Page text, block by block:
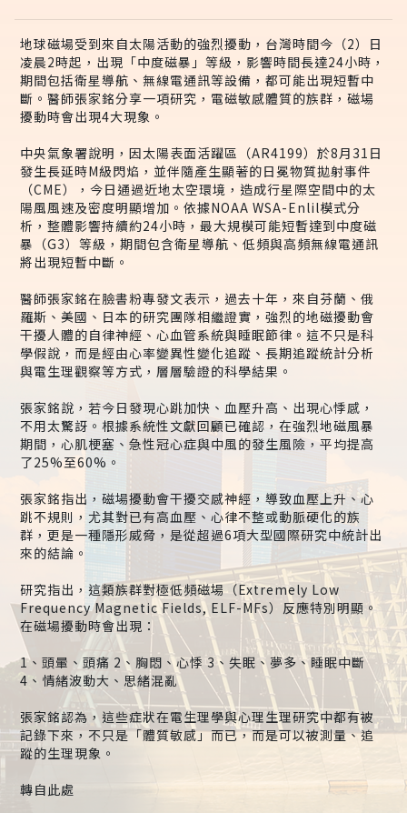
地球磁場受到來自太陽活動的強烈擾動，台灣時間今（2）日
凌晨2時起，出現「中度磁暴」等級，影響時間長達24小時，
期間包括衛星導航、無線電通訊等設備，都可能出現短暫中
斷。醫師張家銘分享一項研究，電磁敏感體質的族群，磁場
擾動時會出現4大現象。
中央氣象署說明，因太陽表面活躍區（AR4199）於8月31日
發生長延時M級閃焰，並伴隨產生顯著的日冕物質拋射事件
（CME），今日通過近地太空環境，造成行星際空間中的太
陽風風速及密度明顯增加。依據NOAA WSA-Enlil模式分
析，整體影響持續約24小時，最大規模可能短暫達到中度磁
暴（G3）等級，期間包含衛星導航、低頻與高頻無線電通訊
將出現短暫中斷。
醫師張家銘在臉書粉專發文表示，過去十年，來自芬蘭、俄
羅斯、美國、日本的研究團隊相繼證實，強烈的地磁擾動會
干擾人體的自律神經、心血管系統與睡眠節律。這不只是科
學假說，而是經由心率變異性變化追蹤、長期追蹤統計分析
與電生理觀察等方式，層層驗證的科學結果。
張家銘說，若今日發現心跳加快、血壓升高、出現心悸感，
不用太驚訝。根據系統性文獻回顧已確認，在強烈地磁風暴
期間，心肌梗塞、急性冠心症與中風的發生風險，平均提高
了25%至60%。
張家銘指出，磁場擾動會干擾交感神經，導致血壓上升、心
跳不規則，尤其對已有高血壓、心律不整或動脈硬化的族
群，更是一種隱形威脅，是從超過6項大型國際研究中統計出
來的結論。
研究指出，這類族群對極低頻磁場（Extremely Low
Frequency Magnetic Fields, ELF-MFs）反應特別明顯。
在磁場擾動時會出現：
1、頭暈、頭痛 2、胸悶、心悸 3、失眠、夢多、睡眠中斷
4、情緒波動大、思緒混亂
張家銘認為，這些症狀在電生理學與心理生理研究中都有被
記錄下來，不只是「體質敏感」而已，而是可以被測量、追
蹤的生理現象。
轉自此處